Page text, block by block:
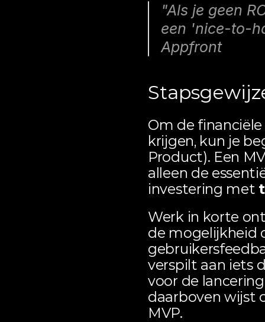
"Als je geen
een 'nice-to-
Appfront
Om de
krijgen, kun je
Product). Een
alleen de
investering met
Werk in korte
de mogelijkheid
verspilt aan iets
voor de
daarboven wijst
MVP.